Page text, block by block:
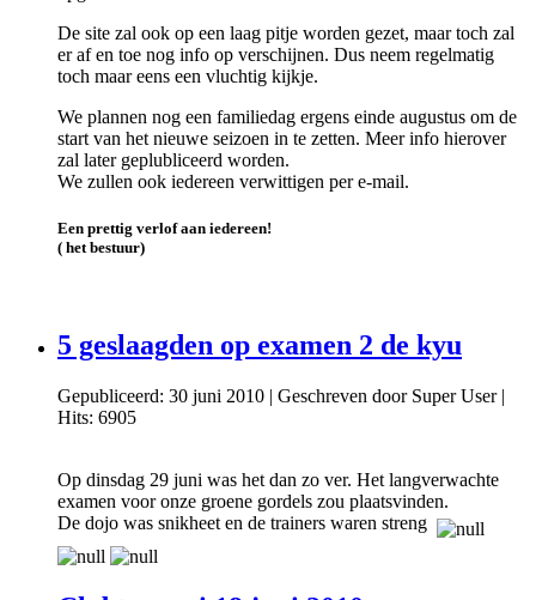
De site zal ook op een laag pitje worden gezet, maar toch zal
er af en toe nog info op verschijnen. Dus neem regelmatig
toch maar eens een vluchtig kijkje.
We plannen nog een familiedag ergens einde augustus om de
start van het nieuwe seizoen in te zetten. Meer info hierover
zal later geplubliceerd worden.
We zullen ook iedereen verwittigen per e-mail.
Een prettig verlof aan iedereen!
( het bestuur)
5 geslaagden op examen 2 de kyu
Gepubliceerd: 30 juni 2010 | Geschreven door Super User|
Hits: 6905
Op dinsdag 29 juni was het dan zo ver. Het langverwachte
examen voor onze groene gordels zou plaatsvinden.
De dojo was snikheet en de trainers waren streng